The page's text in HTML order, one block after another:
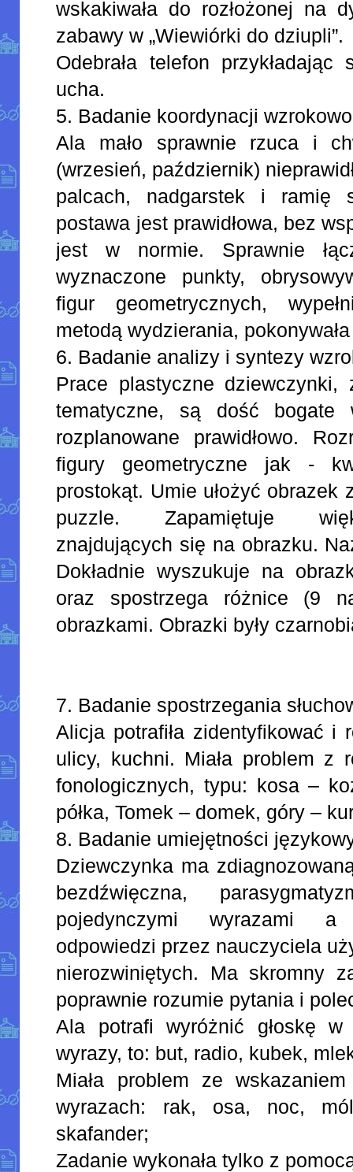
wskakiwała do rozłożonej na
zabawy w „Wiewiórki do dziupli”.
Odebrała telefon przykładając
ucha.
5. Badanie koordynacji
Ala mało sprawnie rzuca i
(wrzesień, październik)
palcach, nadgarstek i ramię
postawa jest prawidłowa, bez
jest w normie. Sprawnie
wyznaczone punkty,
figur geometrycznych,
metodą wydzierania,
6. Badanie analizy i syntezy
Prace plastyczne
tematyczne, są dość bogate
rozplanowane prawidłowo.
figury geometryczne jak -
prostokąt. Umie ułożyć obrazek
puzzle. Zapamiętuje
znajdujących się na obrazku.
Dokładnie wyszukuje na
oraz spostrzega różnice (9
obrazkami. Obrazki były
7. Badanie spostrzegania
Alicja potrafiła zidentyfikować i
ulicy, kuchni. Miała problem z
fonologicznych, typu: kosa –
półka, Tomek – domek, góry –
8. Badanie umiejętności
Dziewczynka ma
bezdźwięczna,
pojedynczymi wyrazami a
odpowiedzi przez nauczyciela
nierozwiniętych. Ma skromny
poprawnie rozumie pytania i
Ala potrafi wyróżnić głoskę w
wyrazy, to: but, radio, kubek,
Miała problem ze
wyrazach: rak, osa, noc,
skafander;
Zadanie wykonała tylko z